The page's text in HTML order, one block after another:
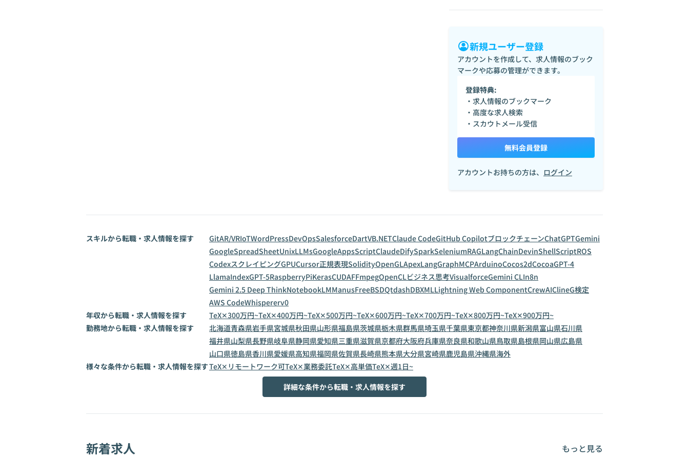
新規ユーザー登録
アカウントを作成して、求人情報のブック
マークや応募の管理ができます。
登録特典:
・求人情報のブックマーク
・高度な求人検索
・スカウトメール受信
無料会員登録
アカウントお持ちの方は、 ログイン
スキルから転職・求人情報を探す GitAR/VRIoTWordPressDevOpsSalesforceDartVB.NETClaude CodeGitHub CopilotブロックチェーンChatGPTGemini
GoogleSpreadSheetUnixLLMsGoogleAppsScriptClaudeDifySparkSeleniumRAGLangChainDevinShellScriptROS
CodexスクレイピングGPUCursor正規表現SolidityOpenGLApexLangGraphMCPArduinoCocos2dCocoaGPT-4
LlamaIndexGPT-5RaspberryPiKerasCUDAFFmpegOpenCLビジネス思考VisualforceGemini CLIn8n
Gemini 2.5 Deep ThinkNotebookLMManusFreeBSDQtdashDBXMLLightning Web ComponentCrewAIClineG検定
AWS CodeWhispererv0
年収から転職・求人情報を探す
TeX✕300万円~TeX✕400万円~TeX✕500万円~TeX✕600万円~TeX✕700万円~TeX✕800万円~TeX✕900万円~
勤務地から転職・求人情報を探す
北海道青森県岩手県宮城県秋田県山形県福島県茨城県栃木県群馬県埼玉県千葉県東京都神奈川県新潟県富山県石川県
福井県山梨県長野県岐阜県静岡県愛知県三重県滋賀県京都府大阪府兵庫県奈良県和歌山県鳥取県島根県岡山県広島県
山口県徳島県香川県愛媛県高知県福岡県佐賀県長崎県熊本県大分県宮崎県鹿児島県沖縄県海外
様々な条件から転職・求人情報を探すTeX✕リモートワーク可TeX✕業務委託TeX✕高単価TeX✕週1日~
詳細な条件から転職・求人情報を探す
新着求人 もっと見る